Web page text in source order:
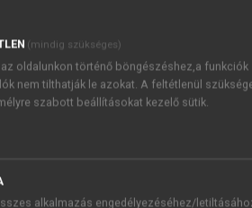
Kérek értesítést a MeRSZ
Kérek értesítést az
(mindig szükséges)
oldalunkon történő böngészéshez,a funkciók
nem tilthatják le azokat. A feltétlenül
szabott beállításokat kezelő sütik.
alkalmazás engedélyezéséhez/